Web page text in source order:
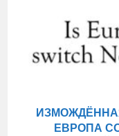
ЕВРОПА